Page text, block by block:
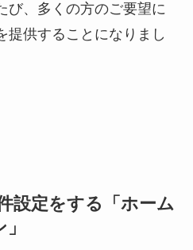
び、多くの方のご要望に
提供することになりまし
設定をする「ホーム